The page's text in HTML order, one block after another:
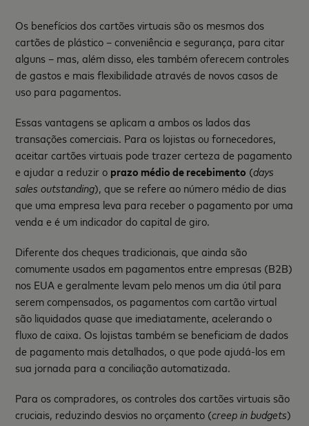
Os benefícios dos cartões virtuais são os mesmos dos
cartões de plástico – conveniência e segurança, para citar
alguns – mas, além disso, eles também oferecem controles
de gastos e mais flexibilidade através de novos casos de
uso para pagamentos.
Essas vantagens se aplicam a ambos os lados das
transações comerciais. Para os lojistas ou fornecedores,
aceitar cartões virtuais pode trazer certeza de pagamento
e ajudar a reduzir o prazo médio de recebimento (days
sales outstanding), que se refere ao número médio de dias
que uma empresa leva para receber o pagamento por uma
venda e é um indicador do capital de giro.
Diferente dos cheques tradicionais, que ainda são
comumente usados em pagamentos entre empresas (B2B)
nos EUA e geralmente levam pelo menos um dia útil para
serem compensados, os pagamentos com cartão virtual
são liquidados quase que imediatamente, acelerando o
fluxo de caixa. Os lojistas também se beneficiam de dados
de pagamento mais detalhados, o que pode ajudá-los em
sua jornada para a conciliação automatizada.
Para os compradores, os controles dos cartões virtuais são
cruciais, reduzindo desvios no orçamento (creep in budgets)